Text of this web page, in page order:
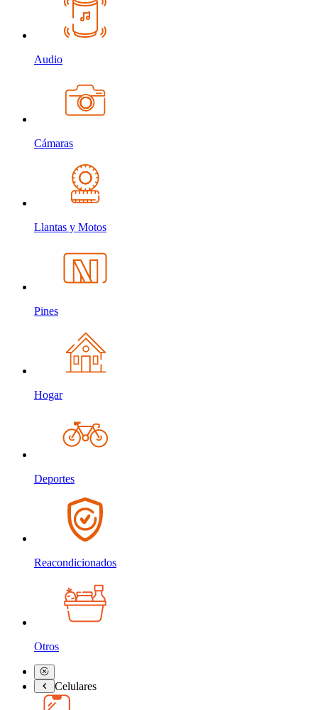
Audio
Cámaras
Llantas y Motos
Pines
Hogar
Deportes
Reacondicionados
Otros
Celulares